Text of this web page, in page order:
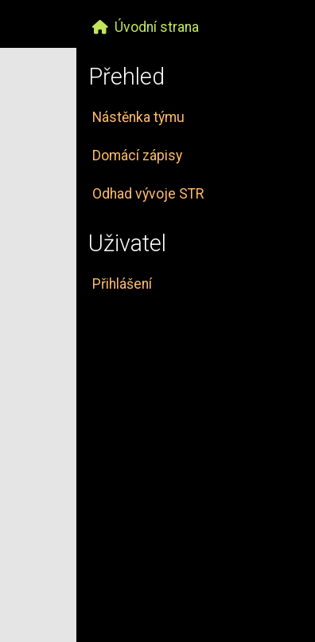
Úvodní strana
Přehled
Nástěnka týmu
Domácí zápisy
Odhad vývoje STR
Uživatel
Přihlášení